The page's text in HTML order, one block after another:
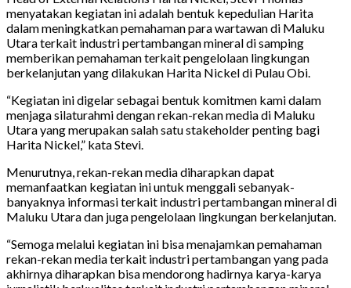
menyatakan kegiatan ini adalah bentuk kepedulian Harita
dalam meningkatkan pemahaman para wartawan di Maluku
Utara terkait industri pertambangan mineral di samping
memberikan pemahaman terkait pengelolaan lingkungan
berkelanjutan yang dilakukan Harita Nickel di Pulau Obi.
“Kegiatan ini digelar sebagai bentuk komitmen kami dalam
menjaga silaturahmi dengan rekan-rekan media di Maluku
Utara yang merupakan salah satu stakeholder penting bagi
Harita Nickel,” kata Stevi.
Menurutnya, rekan-rekan media diharapkan dapat
memanfaatkan kegiatan ini untuk menggali sebanyak-
banyaknya informasi terkait industri pertambangan mineral di
Maluku Utara dan juga pengelolaan lingkungan berkelanjutan.
“Semoga melalui kegiatan ini bisa menajamkan pemahaman
rekan-rekan media terkait industri pertambangan yang pada
akhirnya diharapkan bisa mendorong hadirnya karya-karya